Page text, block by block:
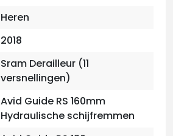
Heren
2018
Sram Derailleur (11
versnellingen)
Avid Guide RS 160mm
Hydraulische schijfremmen